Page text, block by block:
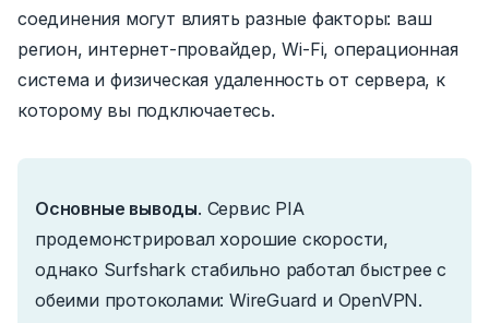
соединения могут влиять разные факторы: ваш
регион, интернет-провайдер, Wi-Fi, операционная
система и физическая удаленность от сервера, к
которому вы подключаетесь.
Основные выводы. Сервис PIA
продемонстрировал хорошие скорости,
однако Surfshark стабильно работал быстрее с
обеими протоколами: WireGuard и OpenVPN.